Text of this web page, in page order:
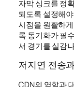
자막 싱크를 정
되도록 설정해
시점을 원활하
록 동기화가 필
서 경기를 실감
저지연 전송
CDN의 역할과